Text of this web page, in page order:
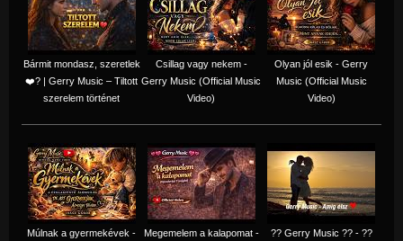
Bármit mondasz, szeretlek
❤️‍? | Gerry Music – Tiltott
szerelem történet
Csillag vagy nekem -
Gerry Music (Official Music
Video)
Olyan jól esik - Gerry
Music (Official Music
Video)
Múlnak a gyermekévek -
Megemelem a kalapomat -
?? Gerry Music ?? - ??